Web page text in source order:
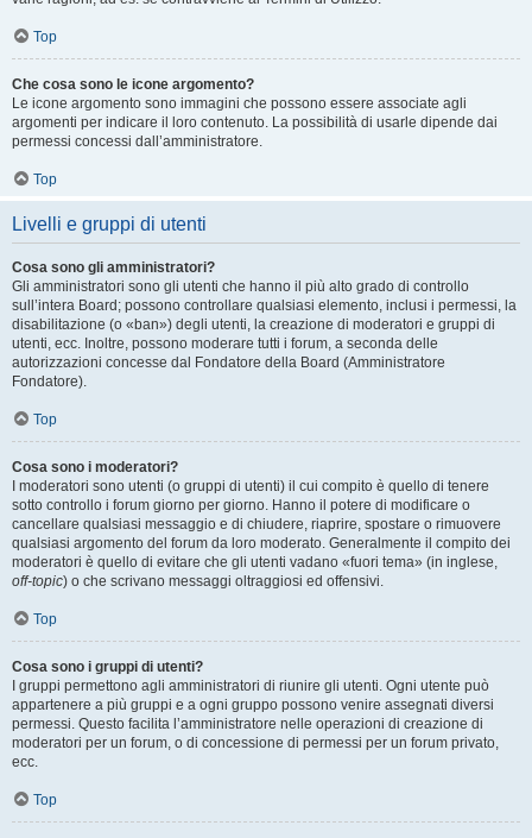
Top
Che cosa sono le icone argomento?
Le icone argomento sono immagini che possono essere associate agli
argomenti per indicare il loro contenuto. La possibilità di usarle dipende dai
permessi concessi dall’amministratore.
Top
Livelli e gruppi di utenti
Cosa sono gli amministratori?
Gli amministratori sono gli utenti che hanno il più alto grado di controllo
sull’intera Board; possono controllare qualsiasi elemento, inclusi i permessi, la
disabilitazione (o «ban») degli utenti, la creazione di moderatori e gruppi di
utenti, ecc. Inoltre, possono moderare tutti i forum, a seconda delle
autorizzazioni concesse dal Fondatore della Board (Amministratore
Fondatore).
Top
Cosa sono i moderatori?
I moderatori sono utenti (o gruppi di utenti) il cui compito è quello di tenere
sotto controllo i forum giorno per giorno. Hanno il potere di modificare o
cancellare qualsiasi messaggio e di chiudere, riaprire, spostare o rimuovere
qualsiasi argomento del forum da loro moderato. Generalmente il compito dei
moderatori è quello di evitare che gli utenti vadano «fuori tema» (in inglese,
off-topic) o che scrivano messaggi oltraggiosi ed offensivi.
Top
Cosa sono i gruppi di utenti?
I gruppi permettono agli amministratori di riunire gli utenti. Ogni utente può
appartenere a più gruppi e a ogni gruppo possono venire assegnati diversi
permessi. Questo facilita l’amministratore nelle operazioni di creazione di
moderatori per un forum, o di concessione di permessi per un forum privato,
ecc.
Top